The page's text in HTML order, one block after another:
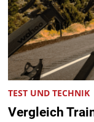
TEST UND TECHNIK
Vergleich